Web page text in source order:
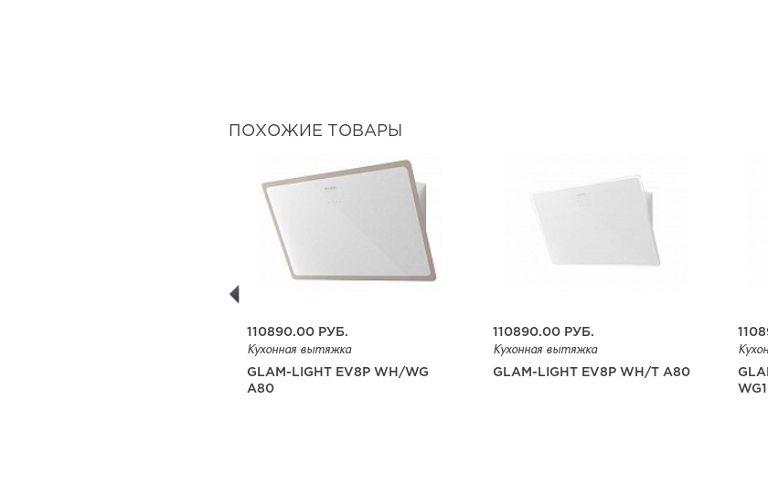
ПОХОЖИЕ ТОВАРЫ
110890.00 РУБ.
Кухонная вытяжка
GLAM-LIGHT EV8P WH/WG
A80
110890.00РУБ.
Кухонная вытяжка
GLAM-LIGHT EV8P WH/T A80